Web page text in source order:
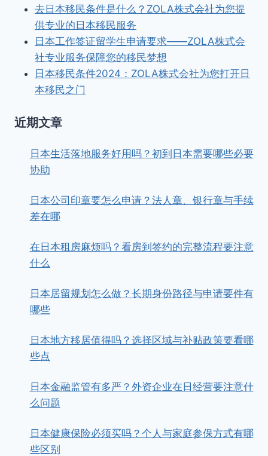
去日本移民条件是什么？ZOLA株式会社为您提
供专业的日本移民服务
日本工作签证留学生申请要求——ZOLA株式会
社专业服务保障您的移民梦想
日本移民条件2024：ZOLA株式会社为您打开日
本移民之门
近期文章
日本生活落地服务好用吗？初到日本需要哪些必要
协助
日本公司印章要怎么申请？法人章、银行章与手续
差在哪
在日本租房麻烦吗？看房到签约的完整流程要注意
什么
日本居留规划怎么做？长期身份路径与申请要件有
哪些
日本地方移居值得吗？选择区域与补贴政策要看哪
些点
日本金融监管有多严？外资企业在日经营要注意什
么问题
日本健康保险必须买吗？个人与家庭参保方式有哪
些区别